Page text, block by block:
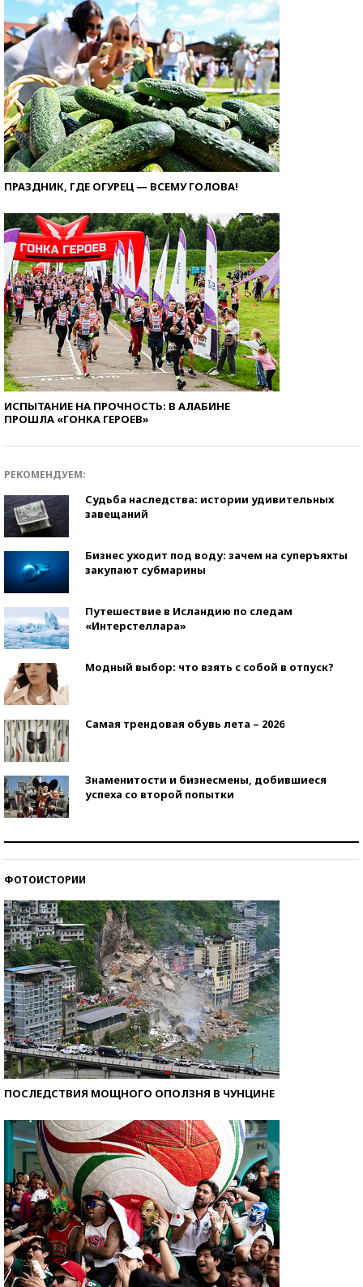
ПРАЗДНИК, ГДЕ ОГУРЕЦ — ВСЕМУ ГОЛОВА!
ИСПЫТАНИЕ НА ПРОЧНОСТЬ: В АЛАБИНЕ
ПРОШЛА «ГОНКА ГЕРОЕВ»
РЕКОМЕНДУЕМ:
Судьба наследства: истории удивительных
завещаний
Бизнес уходит под воду: зачем на суперъяхты
закупают субмарины
Путешествие в Исландию по следам
«Интерстеллара»
Модный выбор: что взять с собой в отпуск?
Самая трендовая обувь лета – 2026
Знаменитости и бизнесмены, добившиеся
успеха со второй попытки
ФОТОИСТОРИИ
ПОСЛЕДСТВИЯ МОЩНОГО ОПОЛЗНЯ В ЧУНЦИНЕ